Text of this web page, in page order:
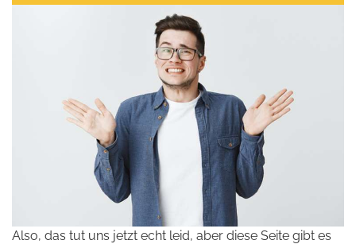
Also, das tut uns jetzt echt leid, aber diese Seite gibt es